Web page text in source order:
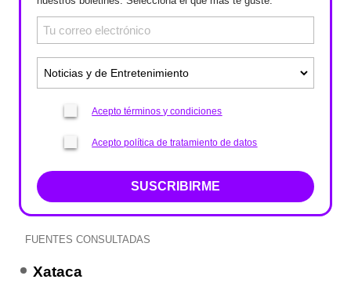
Acepto términos y condiciones
Acepto política de tratamiento de datos
SUSCRIBIRME
FUENTES CONSULTADAS
Xataca